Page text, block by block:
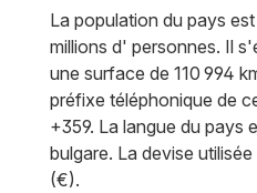
La population du pays
millions d' personnes. Il
une surface de 110 994
préfixe téléphonique de
+359. La langue du pays
bulgare. La devise
(€).